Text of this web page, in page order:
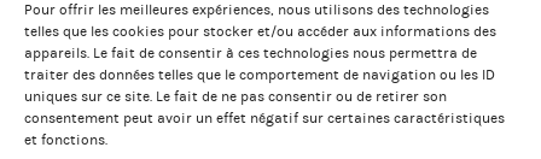
Pour offrir les meilleures expériences, nous utilisons des technologies
telles que les cookies pour stocker et/ou accéder aux informations des
appareils. Le fait de consentir à ces technologies nous permettra de
traiter des données telles que le comportement de navigation ou les ID
uniques sur ce site. Le fait de ne pas consentir ou de retirer son
consentement peut avoir un effet négatif sur certaines caractéristiques
et fonctions.
© 2026 Salagnac.
FacebookLinkedin